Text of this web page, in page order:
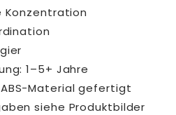
Konzentration
1–5+ Jahre
Material gefertigt
siehe Produktbilder